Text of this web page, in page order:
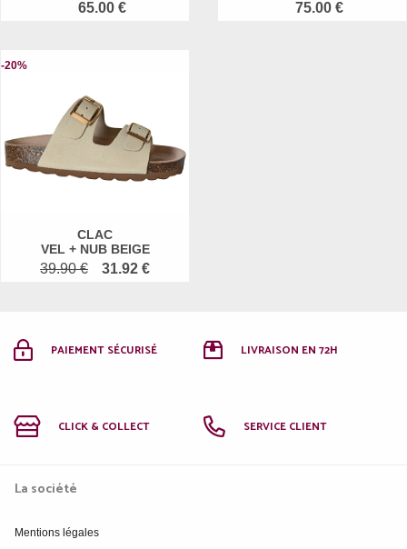
65.00 € 75.00 €
-20%
CLAC
VEL + NUB BEIGE
39.90 € 31.92 €
PAIEMENT SÉCURISÉ LIVRAISON EN 72H
CLICK & COLLECT SERVICE CLIENT
La société
Mentions légales